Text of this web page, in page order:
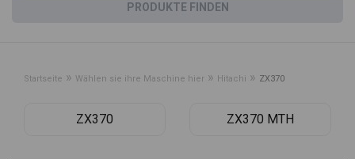
PRODUKTE FINDEN
Startseite » Wählen sie ihre Maschine hier » Hitachi » ZX370
ZX370 ZX370 MTH